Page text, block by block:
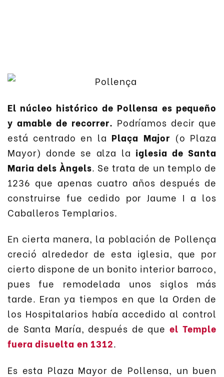
El núcleo histórico de Pollensa es pequeño
y amable de recorrer. Podríamos decir que
está centrado en la Plaça Major (o Plaza
Mayor) donde se alza la iglesia de Santa
Maria dels Àngels. Se trata de un templo de
1236 que apenas cuatro años después de
construirse fue cedido por Jaume I a los
Caballeros Templarios.
En cierta manera, la población de Pollença
creció alrededor de esta iglesia, que por
cierto dispone de un bonito interior barroco,
pues fue remodelada unos siglos más
tarde. Eran ya tiempos en que la Orden de
los Hospitalarios había accedido al control
de Santa María, después de que el Temple
fuera disuelta en 1312.
Es esta Plaza Mayor de Pollensa, un buen